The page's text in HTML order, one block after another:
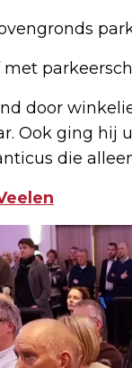
met
door
Ook ging hij
die